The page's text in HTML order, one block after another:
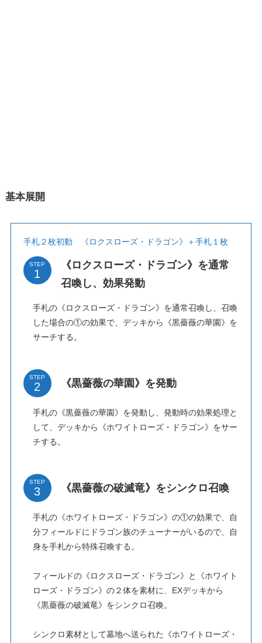
基本展開
手札２枚初動 《ロクスローズ・ドラゴン》＋手札１枚
STEP
《ロクスローズ・ドラゴン》を通常
召喚し、効果発動
手札の《ロクスローズ・ドラゴン》を通常召喚し、召喚
した場合の①の効果で、デッキから《黒薔薇の華園》を
サーチする。
STEP
《黒薔薇の華園》を発動
手札の《黒薔薇の華園》を発動し、発動時の効果処理と
して、デッキから《ホワイトローズ・ドラゴン》をサー
チする。
STEP
《黒薔薇の破滅竜》をシンクロ召喚
手札の《ホワイトローズ・ドラゴン》の①の効果で、自
分フィールドにドラゴン族のチューナーがいるので、自
身を手札から特殊召喚する。
フィールドの《ロクスローズ・ドラゴン》と《ホワイト
ローズ・ドラゴン》の２体を素材に、EXデッキから
《黒薔薇の破滅竜》をシンクロ召喚。
シンクロ素材として墓地へ送られた《ホワイトローズ・